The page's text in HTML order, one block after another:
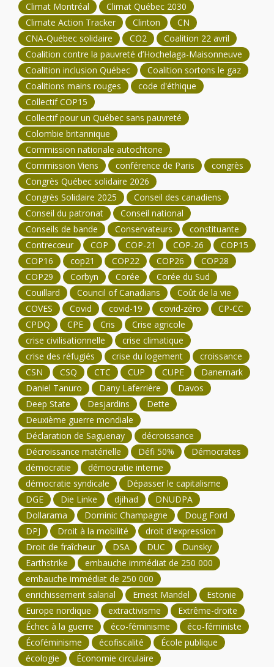
Climat Montréal
Climat Québec 2030
Climate Action Tracker
Clinton
CN
CNA-Québec solidaire
CO2
Coalition 22 avril
Coalition contre la pauvreté d’Hochelaga-Maisonneuve
Coalition inclusion Québec
Coalition sortons le gaz
Coalitions mains rouges
code d'éthique
Collectif COP15
Collectif pour un Québec sans pauvreté
Colombie britannique
Commission nationale autochtone
Commission Viens
conférence de Paris
congrès
Congrès Québec solidaire 2026
Congrès Solidaire 2025
Conseil des canadiens
Conseil du patronat
Conseil national
Conseils de bande
Conservateurs
constituante
Contrecœur
COP COP-21 COP-26
COP15
COP16
cop21 COP22 COP26
COP28
COP29
Corbyn Corée
Corée du Sud
Couillard
Council of Canadians
Coût de la vie
COVES
Covid covid-19 covid-zéro
CP-CC
CPDQ
CPE Cris
Crise agricole
crise civilisationnelle
crise climatique
crise des réfugiés
crise du logement
croissance
CSN
CSQ CTC CUP CUPE
Danemark
Daniel Tanuro
Dany Laferrière
Davos
Deep State
Desjardins
Dette
Deuxième guerre mondiale
Déclaration de Saguenay
décroissance
Décroissance matérielle
Défi 50%
Démocrates
démocratie
démocratie interne
démocratie syndicale
Dépasser le capitalisme
DGE
Die Linke djihad
DNUDPA
Dollarama
Dominic Champagne
Doug Ford
DPJ
Droit à la mobilité
droit d'expression
Droit de fraîcheur
DSA DUC
Dunsky
Earthstrike
embauche immédiat de 250 000
embauche immédiat de 250 000
enrichissement salarial
Ernest Mandel
Estonie
Europe nordique
extractivisme
Extrême-droite
Échec à la guerre
éco-féminisme
éco-féministe
Écoféminisme
écofiscalité
École publique
écologie
Économie circulaire